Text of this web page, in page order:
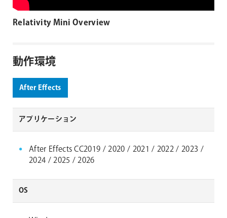
Relativity Mini Overview
動作環境
After Effects
アプリケーション
After Effects CC2019 / 2020 / 2021 / 2022 / 2023 /
2024 / 2025 / 2026
OS